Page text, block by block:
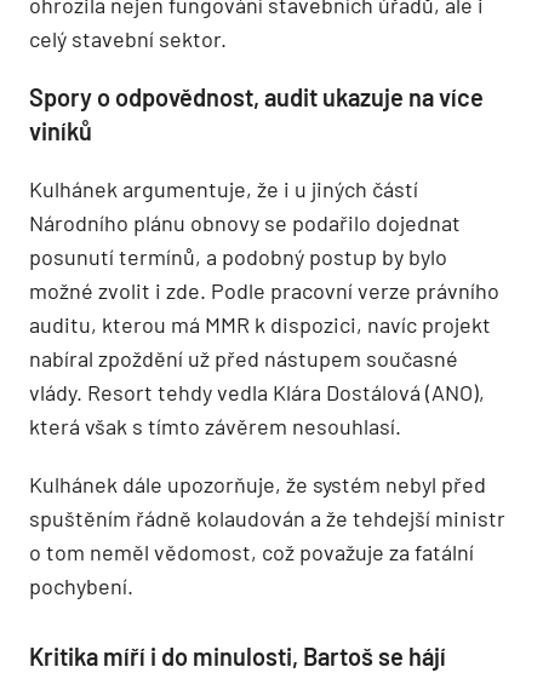
celý stavební sektor.
Spory o odpovědnost, audit ukazuje na více
viníků
Kulhánek argumentuje, že i u jiných částí
Národního plánu obnovy se podařilo dojednat
posunutí termínů, a podobný postup by bylo
možné zvolit i zde. Podle pracovní verze právního
auditu, kterou má MMR k dispozici, navíc projekt
nabíral zpoždění už před nástupem současné
vlády. Resort tehdy vedla Klára Dostálová (ANO),
která však s tímto závěrem nesouhlasí.
Kulhánek dále upozorňuje, že systém nebyl před
spuštěním řádně kolaudován a že tehdejší ministr
o tom neměl vědomost, což považuje za fatální
pochybení.
Kritika míří i do minulosti, Bartoš se hájí